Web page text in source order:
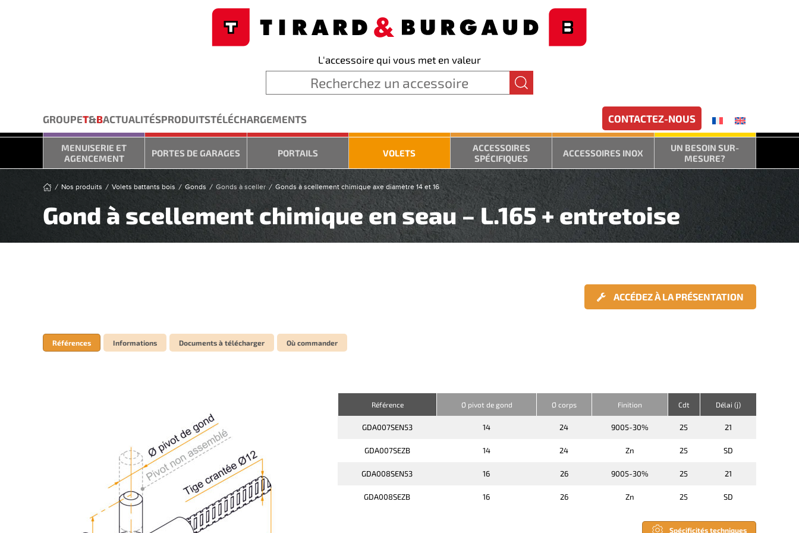
L'accessoire qui vous met en valeur
GROUPET&BACTUALITÉSPRODUITSTÉLÉCHARGEMENTS CONTACTEZ-NOUS
MENUISERIE ET
AGENCEMENT
PORTES DE GARAGES PORTAILS VOLETS
ACCESSOIRES
SPÉCIFIQUES
ACCESSOIRES INOX
UN BESOIN SUR-
MESURE?
Nos produits Volets battants bois Gonds Gonds à sceller Gonds à scellement chimique axe diamètre 14 et 16
Gond à scellement chimique en seau – L.165 + entretoise
ACCÉDEZ À LA PRÉSENTATION
Références Informations Documents à télécharger Où commander
Référence Ø pivot de gond Ø corps Finition Cdt Délai (j)
GDA007SEN53 14 24 9005-30% 25 21
GDA007SEZB 14 24 Zn 25 SD
GDA008SEN53 16 26 9005-30% 25 21
GDA008SEZB 16 26 Zn 25 SD
Spécificités techniques